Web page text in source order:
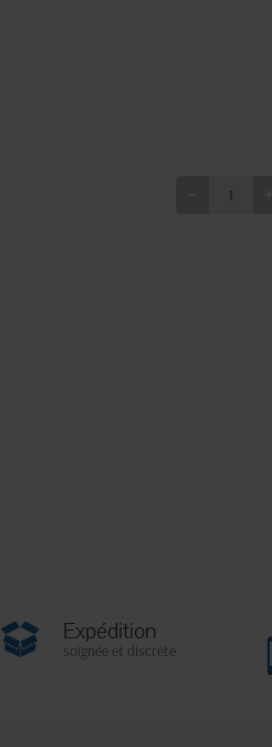
Expédition
soignée et discrète